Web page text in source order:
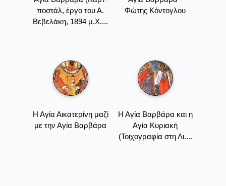
ποστάλ, έργο του Α.
Βεβελάκη, 1894 μ.Χ....
Φώτης Κόντογλου
Η Αγία Αικατερίνη μαζί
με την Αγία Βαρβάρα
Η Αγία Βαρβάρα και η
Αγία Κυριακή
(Τοιχογραφία στη Λι....